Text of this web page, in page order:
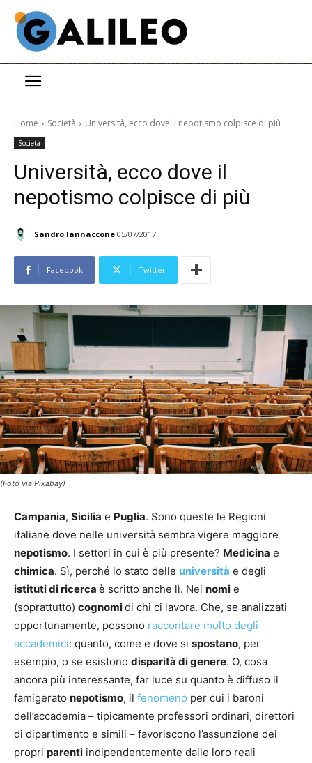
Home Società Università, ecco dove il nepotismo colpisce di più
Società
Università, ecco dove il
nepotismo colpisce di più
Sandro Iannaccone 05/07/2017
Facebook Twitter
(Foto via Pixabay)
Campania, Sicilia e Puglia. Sono queste le Regioni
italiane dove nelle università sembra vigere maggiore
nepotismo. I settori in cui è più presente? Medicina e
chimica. Sì, perché lo stato delle università e degli
istituti di ricerca è scritto anche lì. Nei nomi e
(soprattutto) cognomidi chi ci lavora. Che, se analizzati
opportunamente, possono raccontare molto degli
accademici: quanto, come e dove si spostano, per
esempio, o se esistono disparità di genere. O, cosa
ancora più interessante, far luce su quanto è diffuso il
famigerato nepotismo, il fenomeno per cui i baroni
dell’accademia – tipicamente professori ordinari, direttori
di dipartimento e simili – favoriscono l’assunzione dei
propri parenti indipendentemente dalle loro reali